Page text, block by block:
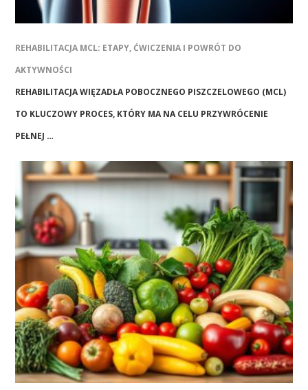
REHABILITACJA MCL: ETAPY, ĆWICZENIA I POWRÓT DO
AKTYWNOŚCI
REHABILITACJA WIĘZADŁA POBOCZNEGO PISZCZELOWEGO (MCL)
TO KLUCZOWY PROCES, KTÓRY MA NA CELU PRZYWRÓCENIE
PEŁNEJ …